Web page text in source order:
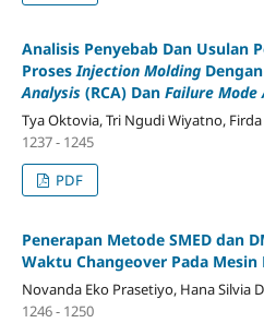
Analisis Penyebab Dan Usulan
Proses Injection Molding
Analysis (RCA) Dan Failure Mode
Tya Oktovia, Tri Ngudi Wiyatno,
1237 - 1245
PDF
Penerapan Metode SMED dan
Waktu Changeover Pada
Novanda Eko Prasetiyo, Hana Silvia
1246 - 1250